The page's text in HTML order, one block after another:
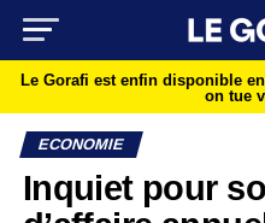
Le Gorafi est enfin disponible
on tue
ECONOMIE
Inquiet pour